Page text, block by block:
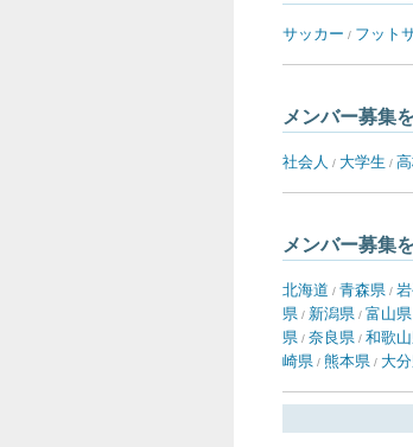
サッカー / フット
メンバー募集
社会人 / 大学生 /
メンバー募集
北海道 / 青森県 /
県 / 新潟県 / 富山県
県 / 奈良県 / 和歌
崎県 / 熊本県 / 大